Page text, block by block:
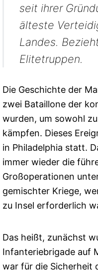
seit ihrer
älteste
Landes.
Elitetruppen.
Die Geschichte der
zwei Bataillone der
wurden, um sowohl
kämpfen. Dieses
in Philadelphia statt.
immer wieder die
Großoperationen
gemischter Kriege,
zu Insel erforderlich
Das heißt, zunächst
Infanteriebrigade auf
war für die Sicherheit